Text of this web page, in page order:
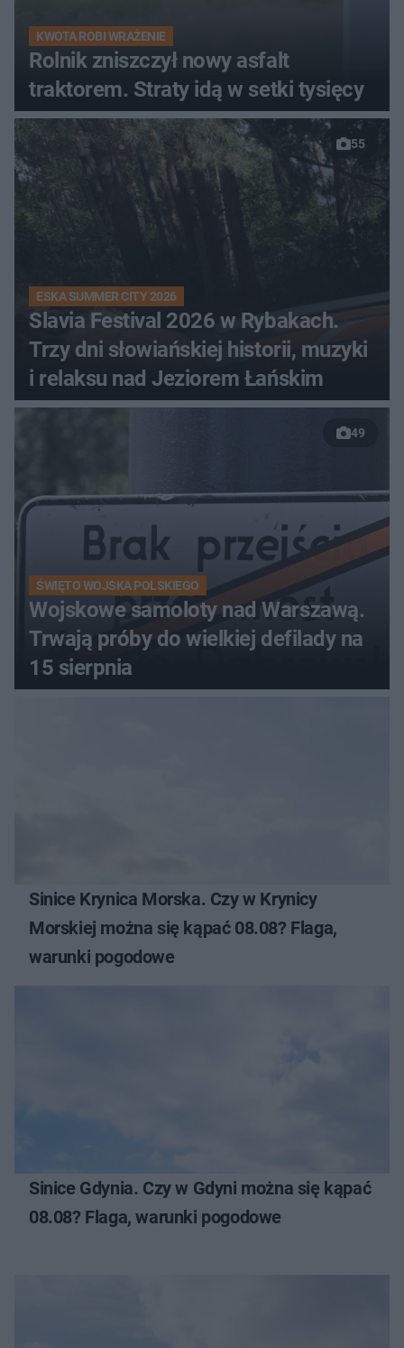
KWOTA ROBI WRAŻENIE
Rolnik zniszczył nowy asfalt
traktorem. Straty idą w setki tysięcy
55
ESKA SUMMER CITY 2026
Slavia Festival 2026 w Rybakach.
Trzy dni słowiańskiej historii, muzyki
i relaksu nad Jeziorem Łańskim
49
ŚWIĘTO WOJSKA POLSKIEGO
Wojskowe samoloty nad Warszawą.
Trwają próby do wielkiej defilady na
15 sierpnia
Sinice Krynica Morska. Czy w Krynicy
Morskiej można się kąpać 08.08? Flaga,
warunki pogodowe
Sinice Gdynia. Czy w Gdyni można się kąpać
08.08? Flaga, warunki pogodowe